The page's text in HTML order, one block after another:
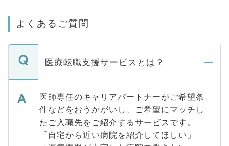
よくあるご質問
医療転職支援サービスとは？
医師専任のキャリアパートナーがご希望条
件などをおうかがいし、ご希望にマッチし
たご入職先をご紹介するサービスです。
「自宅から近い病院を紹介してほしい」